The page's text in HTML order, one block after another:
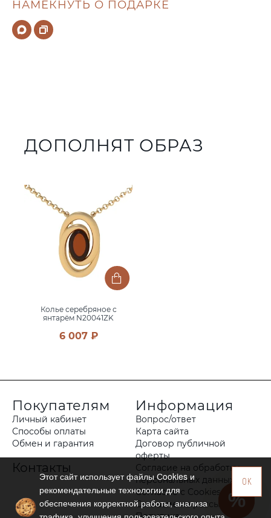
НАМЕКНУТЬ О ПОДАРКЕ
ДОПОЛНЯТ ОБРАЗ
Колье серебряное с
янтарём N20041ZK
6 007 ₽
Покупателям
Личный кабинет
Способы оплаты
Обмен и гарантия
Контакты
Информация
Вопрос/ответ
Карта сайта
Договор публичной
оферты
Согласие на обработку
персональных данных
Согласие с Cookies
Согласие на рассылку
OK
Этот сайт использует файлы Сookies и
рекомендательные технологии для
обеспечения корректной работы, анализа